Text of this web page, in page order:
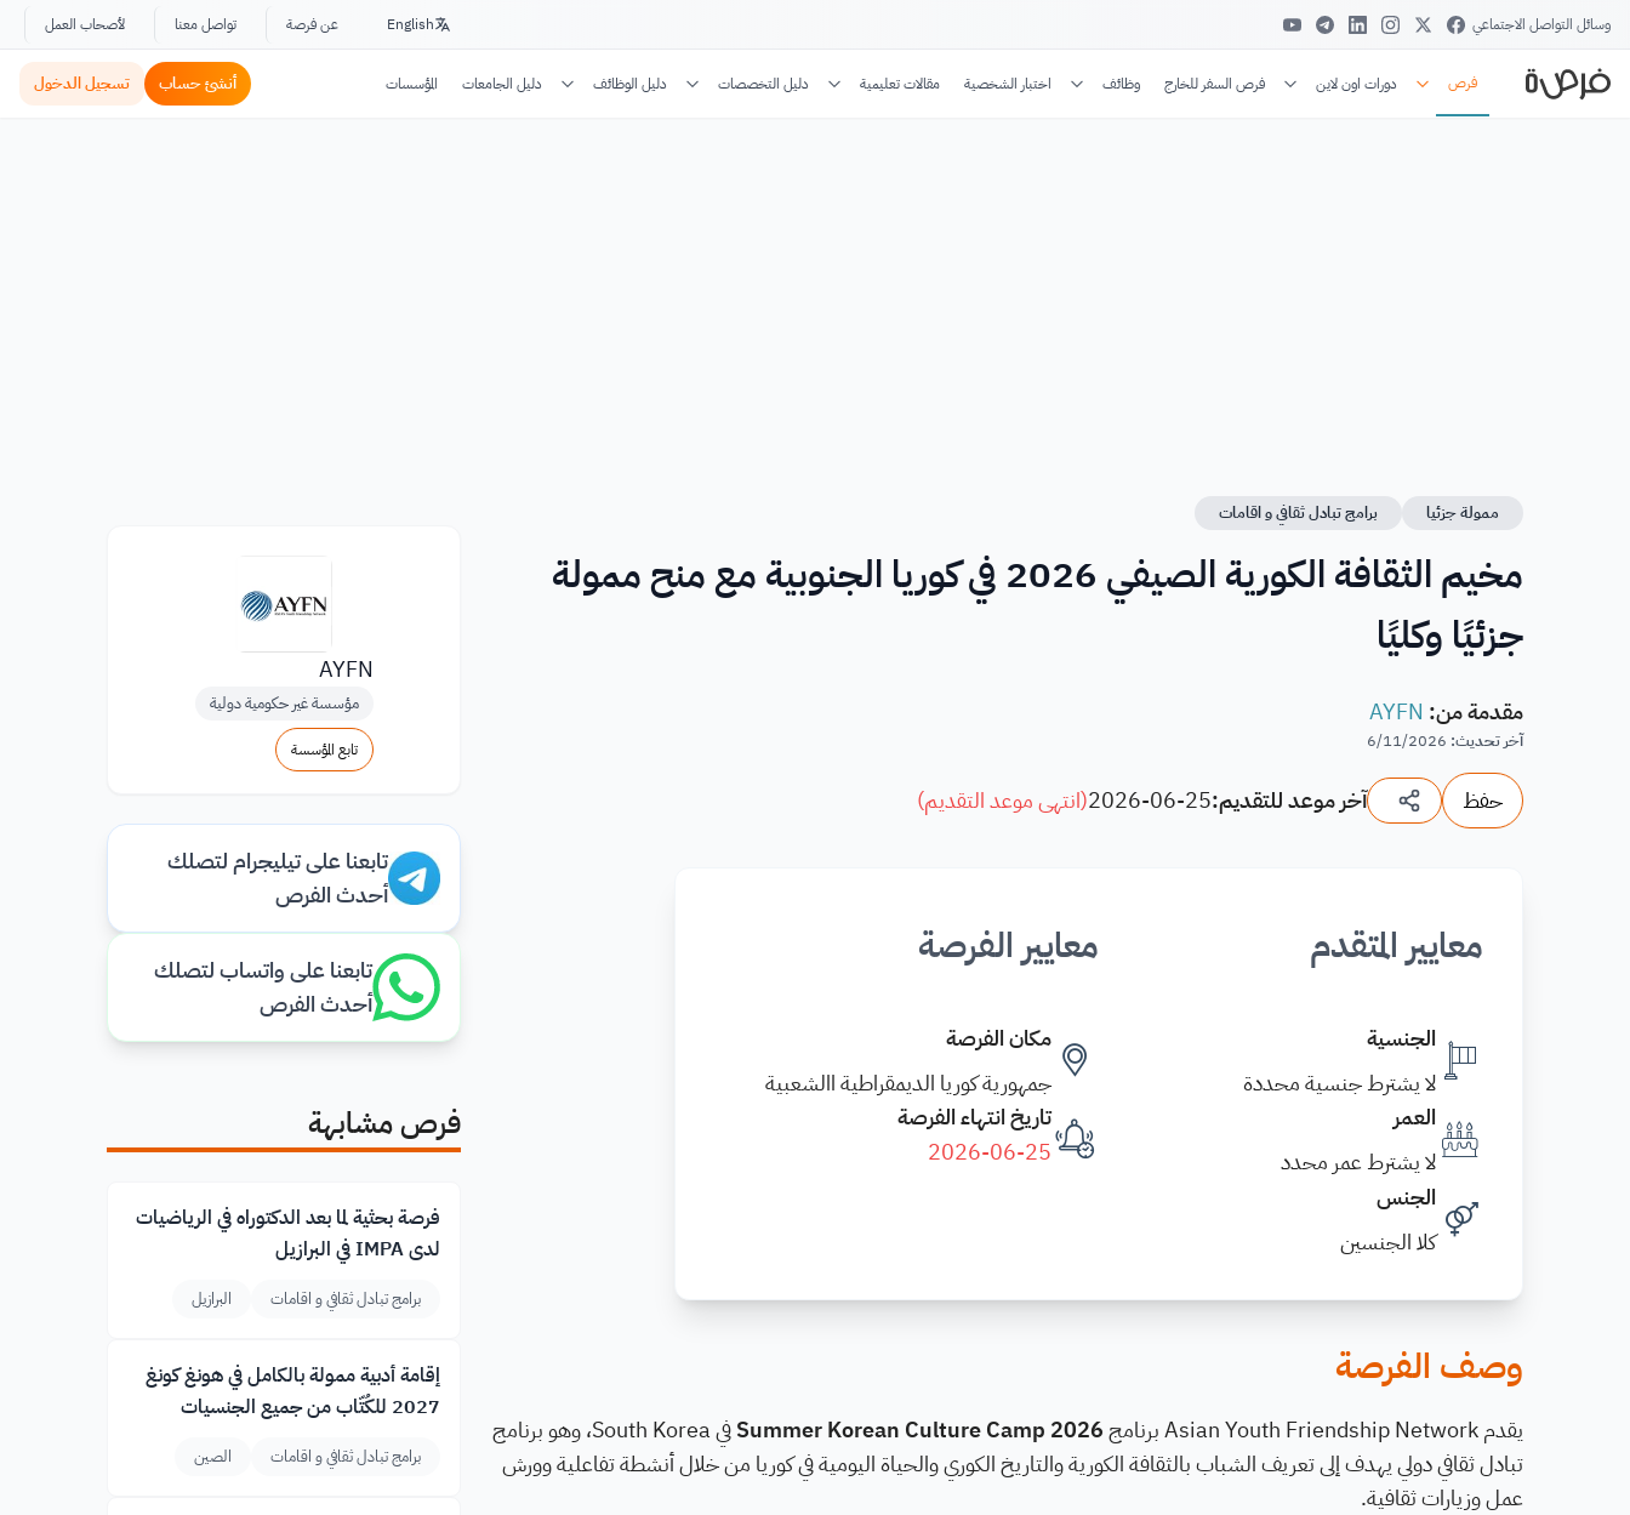
وسائل التواصل الاجتماعي English عن فرصة تواصل معنا لأصحاب العمل
فرص دورات اون لاين فرص السفر للخارج وظائف اختبار الشخصية مقالات تعليمية دليل التخصصات دليل الوظائف دليل الجامعات المؤسسات أنشئ حساب تسجيل الدخول
ممولة جزئيا برامج تبادل ثقافي و اقامات
مخيم الثقافة الكورية الصيفي 2026 في كوريا الجنوبية مع منح ممولة
جزئيًا وكليًا
مقدمة من:
AYFN
آخر تحديث:
6/11/2026
حفظ آخر موعد للتقديم:2026-06-25
(انتهى موعد التقديم)
معايير المتقدم
الجنسية
لا يشترط جنسية محددة
العمر
لا يشترط عمر محدد
الجنس
كلا الجنسين
معايير الفرصة
مكان الفرصة
جمهورية كوريا الديمقراطية االشعبية
تاريخ انتهاء الفرصة
2026-06-25
وصف الفرصة
يقدم Asian Youth Friendship Network برنامج Summer Korean Culture Camp 2026
في South Korea، وهو برنامج
تبادل ثقافي دولي يهدف إلى تعريف الشباب بالثقافة الكورية والتاريخ الكوري والحياة اليومية في كوريا من خلال أنشطة تفاعلية وورش
عمل وزيارات ثقافية.
AYFN
مؤسسة غير حكومية دولية
تابع المؤسسة
تابعنا على تيليجرام لتصلك
أحدث الفرص
تابعنا على واتساب لتصلك
أحدث الفرص
فرص مشابهة
فرصة بحثية لما بعد الدكتوراه في الرياضيات
لدى IMPA في البرازيل
برامج تبادل ثقافي و اقامات البرازيل
إقامة أدبية ممولة بالكامل في هونغ كونغ
2027 للكُتّاب من جميع الجنسيات
برامج تبادل ثقافي و اقامات الصين